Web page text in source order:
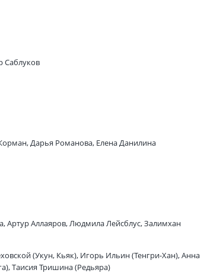
Саблуков
Дарья Романова, Елена Данилина
Артур Аллаяров, Людмила Лейсблус, Залимхан
(Укун, Кьяк), Игорь Ильин (Тенгри-Хан), Анна
Таисия Тришина (Редьяра)